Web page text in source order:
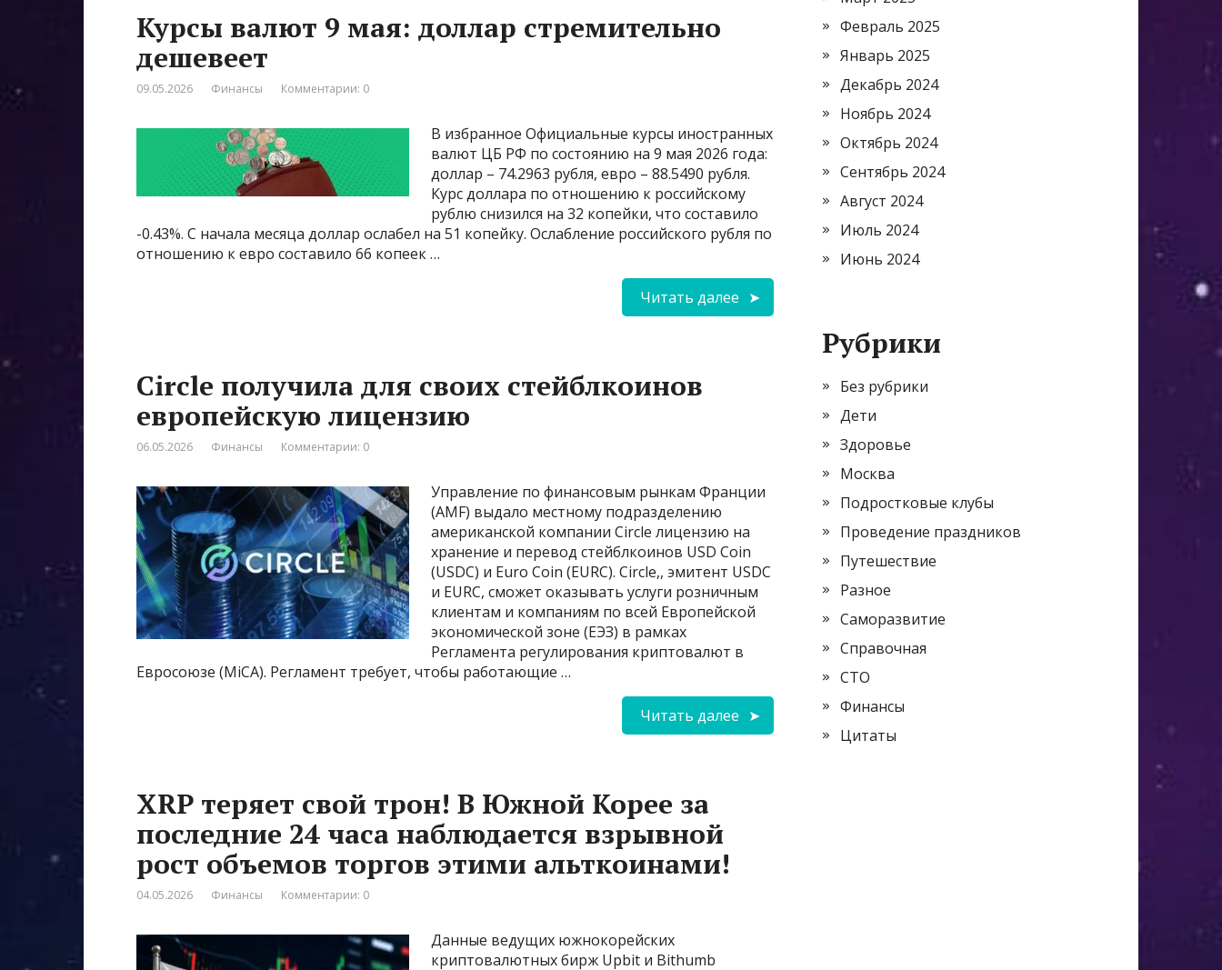
Курсы валют 9 мая: доллар стремительно
дешевеет
09.05.2026 Финансы Комментарии: 0
В избранное Официальные курсы иностранных
валют ЦБ РФ по состоянию на 9 мая 2026 года:
доллар – 74.2963 рубля, евро – 88.5490 рубля.
Курс доллара по отношению к российскому
рублю снизился на 32 копейки, что составило
-0.43%. С начала месяца доллар ослабел на 51 копейку. Ослабление российского рубля по
отношению к евро составило 66 копеек …
Читать далее
Circle получила для своих стейблкоинов
европейскую лицензию
06.05.2026 Финансы Комментарии: 0
Управление по финансовым рынкам Франции
(AMF) выдало местному подразделению
американской компании Circle лицензию на
хранение и перевод стейблкоинов USD Coin
(USDC) и Euro Coin (EURC). Circle,, эмитент USDC
и EURC, сможет оказывать услуги розничным
клиентам и компаниям по всей Европейской
экономической зоне (ЕЭЗ) в рамках
Регламента регулирования криптовалют в
Евросоюзе (MiCA). Регламент требует, чтобы работающие …
Читать далее
XRP теряет свой трон! В Южной Корее за
последние 24 часа наблюдается взрывной
рост объемов торгов этими альткоинами!
04.05.2026 Финансы Комментарии: 0
Данные ведущих южнокорейских
криптовалютных бирж Upbit и Bithumb
Февраль 2025
Январь 2025
Декабрь 2024
Ноябрь 2024
Октябрь 2024
Сентябрь 2024
Август 2024
Июль 2024
Июнь 2024
Рубрики
Без рубрики
Дети
Здоровье
Москва
Подростковые клубы
Проведение праздников
Путешествие
Разное
Саморазвитие
Справочная
СТО
Финансы
Цитаты